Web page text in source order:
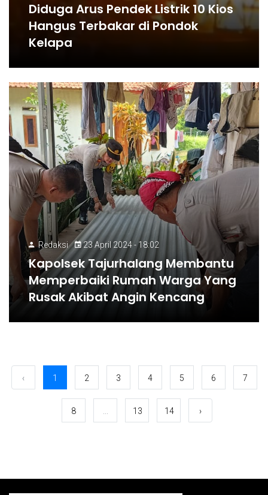
Diduga Arus Pendek Listrik 10 Kios
Hangus Terbakar di Pondok
Kelapa
Redaksi 23 April 2024 - 18:02
Kapolsek Tajurhalang Membantu
Memperbaiki Rumah Warga Yang
Rusak Akibat Angin Kencang
‹ 1 2 3 4 5 6 7
8 13 14 ›